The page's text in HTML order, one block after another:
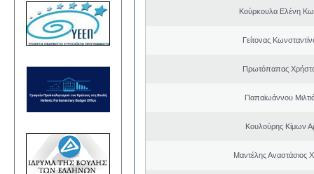
Κούρκουλα Ελένη
Γείτονας
Πρωτόπαπας
Παπαϊωάννου
Κουλούρης Κίμων
Μαντέλης Αναστάσιος